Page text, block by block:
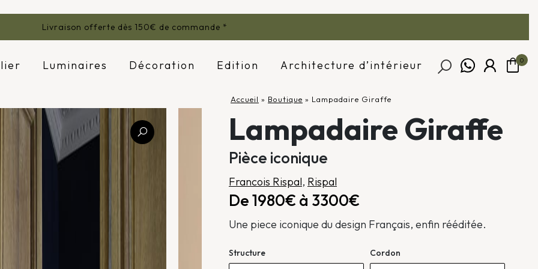
Livraison offerte dès 150€ de commande *
Luminaires Décoration Edition Architecture d’intérieur 0
Accueil » Boutique » Lampadaire Giraffe
Lampadaire Giraffe
Pièce iconique
Francois Rispal, Rispal
De 1980€ à 3300€
Une piece iconique du design Français, enfin rééditée.
Structure Cordon